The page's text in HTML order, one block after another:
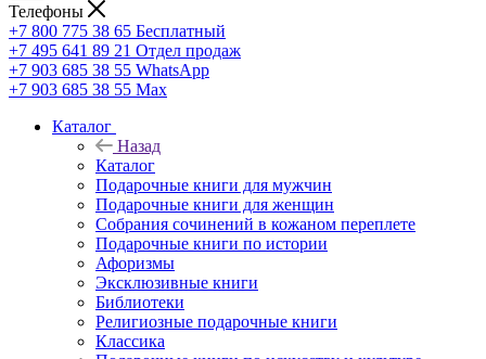
Телефоны
+7 800 775 38 65 Бесплатный
+7 495 641 89 21 Отдел продаж
+7 903 685 38 55 WhatsApp
+7 903 685 38 55 Max
Каталог
Назад
Каталог
Подарочные книги для мужчин
Подарочные книги для женщин
Собрания сочинений в кожаном переплете
Подарочные книги по истории
Афоризмы
Эксклюзивные книги
Библиотеки
Религиозные подарочные книги
Классика